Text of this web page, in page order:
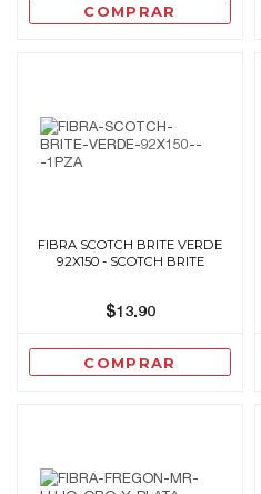
COMPRAR
FIBRA SCOTCH BRITE VERDE
92X150 - SCOTCH BRITE
$13.90
COMPRAR